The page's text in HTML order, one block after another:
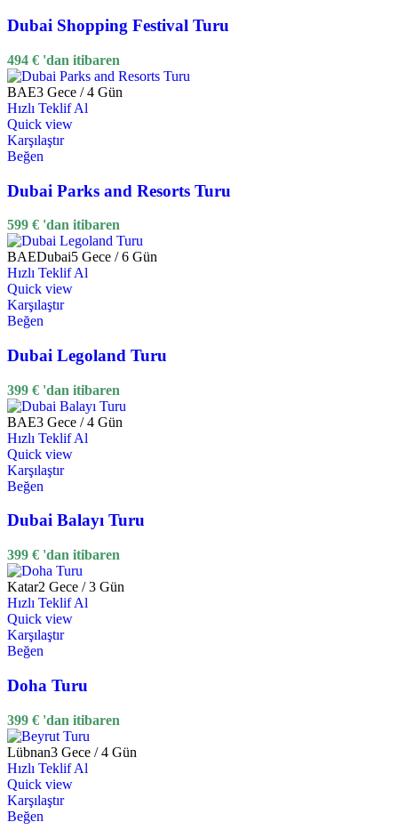
Dubai Shopping Festival Turu
494 € 'dan itibaren
BAE3 Gece / 4 Gün
Hızlı Teklif Al
Quick view
Karşılaştır
Beğen
Dubai Parks and Resorts Turu
599 € 'dan itibaren
BAEDubai5 Gece / 6 Gün
Hızlı Teklif Al
Quick view
Karşılaştır
Beğen
Dubai Legoland Turu
399 € 'dan itibaren
BAE3 Gece / 4 Gün
Hızlı Teklif Al
Quick view
Karşılaştır
Beğen
Dubai Balayı Turu
399 € 'dan itibaren
Katar2 Gece / 3 Gün
Hızlı Teklif Al
Quick view
Karşılaştır
Beğen
Doha Turu
399 € 'dan itibaren
Lübnan3 Gece / 4 Gün
Hızlı Teklif Al
Quick view
Karşılaştır
Beğen